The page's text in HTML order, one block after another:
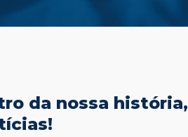
da nossa história,